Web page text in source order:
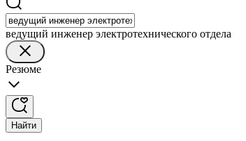
ведущий инженер электротехнического отдела
Резюме
Найти